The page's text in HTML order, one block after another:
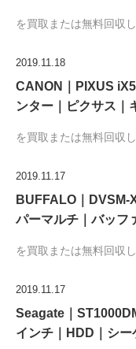
を買取または無料回収
2019.11.18
CANON｜PIXUS
ンター｜ピクサス
を買取または無料回収
2019.11.17
BUFFALO｜DVSM-
パーマルチ｜バッ
を買取または無料回収
2019.11.17
Seagate｜
インチ｜HDD｜シ